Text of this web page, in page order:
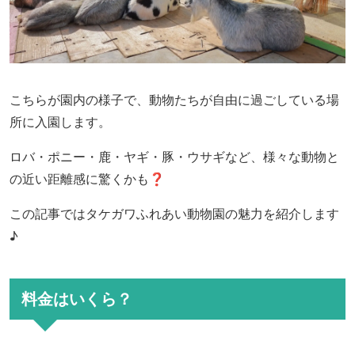
こちらが園内の様子で、動物たちが自由に過ごしている場
所に入園します。
ロバ・ポニー・鹿・ヤギ・豚・ウサギなど、様々な動物と
の近い距離感に驚くかも❓
この記事ではタケガワふれあい動物園の魅力を紹介します
♪
料金はいくら？